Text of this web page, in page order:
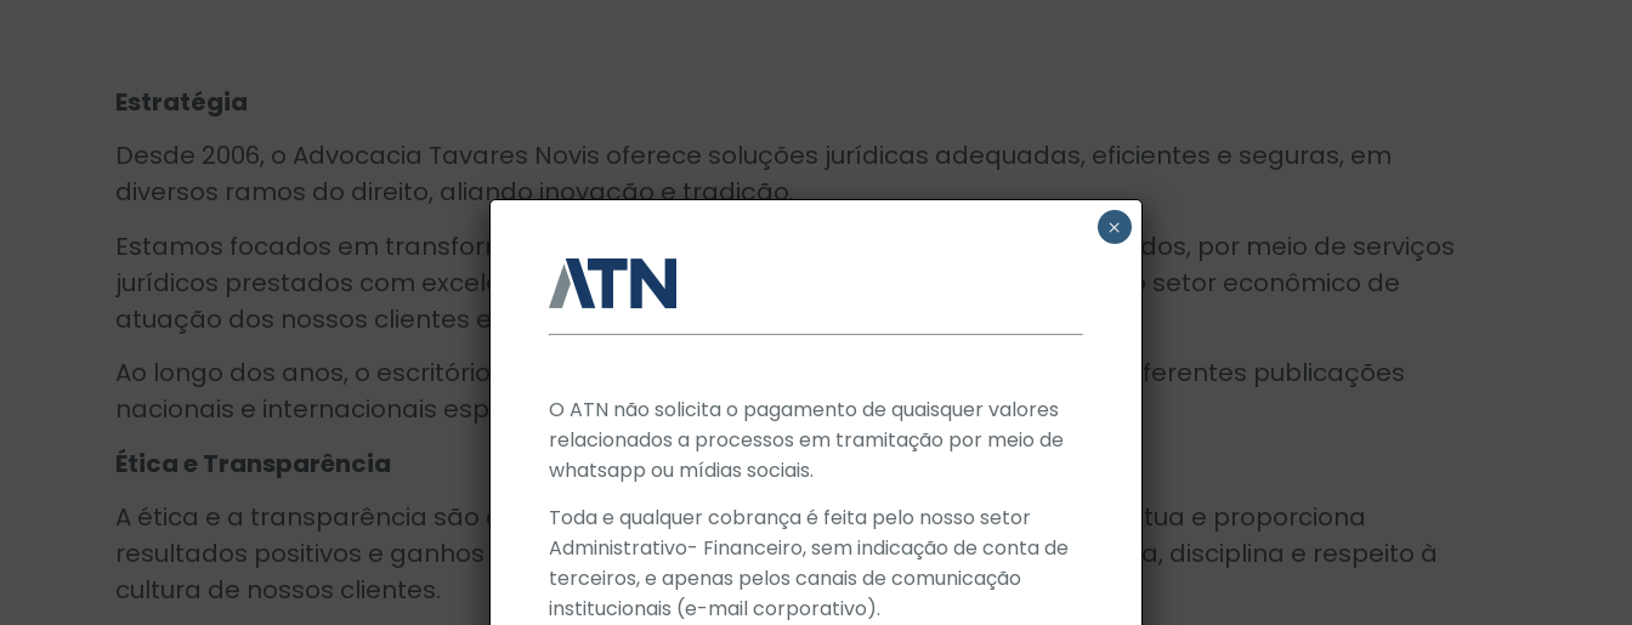
Estratégia
Desde 2006, o Advocacia Tavares Novis oferece soluções jurídicas adequadas, eficientes e seguras, em
diversos ramos do direito, aliando inovação e tradição.
Estamos focados em transformar as necessidades dos nossos clientes em resultados, por meio de serviços
jurídicos prestados com excelência e agilidade, observando as particularidades do setor econômico de
atuação dos nossos clientes e seus objetivos.
Ao longo dos anos, o escritório e os nossos profissionais vêm sendo escritório por diferentes publicações
nacionais e internacionais especializadas.
Ética e Transparência
A ética e a transparência são a base de um trabalho que promove a confiança mútua e proporciona
resultados positivos e ganhos efetivos aos clientes. Valorizamos produtividade, ética, disciplina e respeito à
cultura de nossos clientes.
O ATN não solicita o pagamento de quaisquer valores
relacionados a processos em tramitação por meio de
whatsapp ou mídias sociais.
Toda e qualquer cobrança é feita pelo nosso setor
Administrativo- Financeiro, sem indicação de conta de
terceiros, e apenas pelos canais de comunicação
institucionais (e-mail corporativo).
×